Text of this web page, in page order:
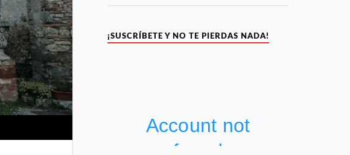
¡SUSCRÍBETE Y NO TE PIERDAS NADA!